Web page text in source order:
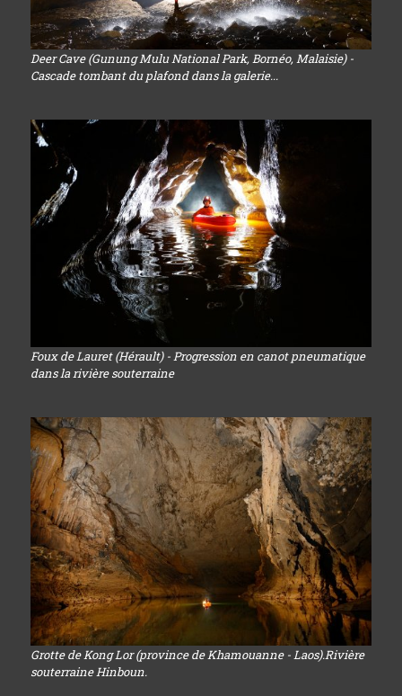
Deer Cave (Gunung Mulu National Park, Bornéo, Malaisie) -
Cascade tombant du plafond dans la galerie...
Foux de Lauret (Hérault) - Progression en canot pneumatique
dans la rivière souterraine
Grotte de Kong Lor (province de Khamouanne - Laos).Rivière
souterraine Hinboun.